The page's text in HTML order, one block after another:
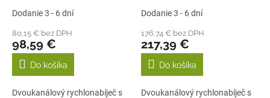
Dodanie 3 - 6 dní
80,15 € bez DPH
98,59 €
Do košíka
Dvoukanálový rychlonabíječ s
Dodanie 3 - 6 dní
176,74 € bez DPH
217,39 €
Do košíka
Dvoukanálový rychlonabíječ s